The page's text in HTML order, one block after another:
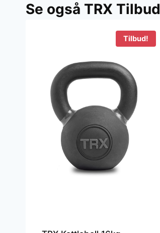
Se også TRX Tilbud
Tilbud!